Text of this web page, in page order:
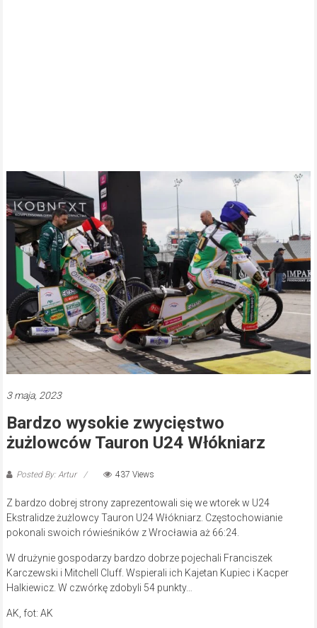
3 maja, 2023
Bardzo wysokie zwycięstwo
żużlowców Tauron U24 Włókniarz
Posted By: Artur 437 Views
Z bardzo dobrej strony zaprezentowali się we wtorek w U24
Ekstralidze żużlowcy Tauron U24 Włókniarz. Częstochowianie
pokonali swoich rówieśników z Wrocławia aż 66:24.
W drużynie gospodarzy bardzo dobrze pojechali Franciszek
Karczewski i Mitchell Cluff. Wspierali ich Kajetan Kupiec i Kacper
Halkiewicz. W czwórkę zdobyli 54 punkty…
AK, fot: AK